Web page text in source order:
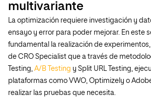
multivariante
La optimización requiere investigación y
ensayo y error para poder mejorar. En este
fundamental la realización de
de CRO Specialist que a través de
Testing, A/B Testing y Split URL Testing,
plataformas como VWO, Optimizely o
realizar las pruebas que necesita.